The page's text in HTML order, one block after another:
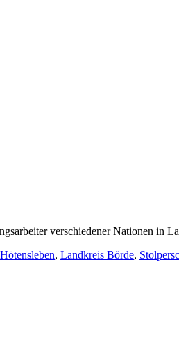
verschiedener Nationen in
Hötensleben, Landkreis Börde,